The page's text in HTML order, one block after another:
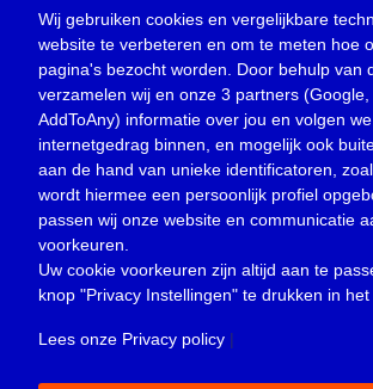
Ingezonden brief(538)
Media(156)
Nieuws (23.329)
Oproep(734)
Overlijden(39)
Podcast(18)
prijsvraag (5)
Religie (1.438)
Service(226)
Wij gebruiken cookies en vergelijkbare
website te verbeteren en om te meten hoe
pagina's bezocht worden. Door behulp van
verzamelen wij en onze 3 partners (Google,
AddToAny) informatie over jou en volgen
internetgedrag binnen, en mogelijk ook
aan de hand van unieke identificatoren,
wordt hiermee een persoonlijk profiel
passen wij onze website en communicatie
voorkeuren.
Uw cookie voorkeuren zijn altijd aan te
knop "Privacy Instellingen" te drukken in
Lees onze Privacy policy |